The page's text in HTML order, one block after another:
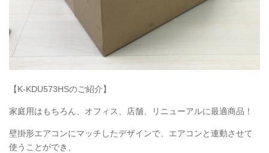
【K-KDU573HSのご紹介】
家庭用はもちろん、オフィス、店舗、リニューアルに最適商品！
壁掛形エアコンにマッチしたデザインで、エアコンと連動させて
使うことができ、